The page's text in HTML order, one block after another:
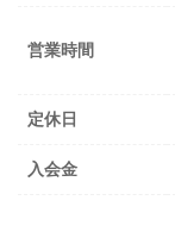
営業時間
定休日
入会金